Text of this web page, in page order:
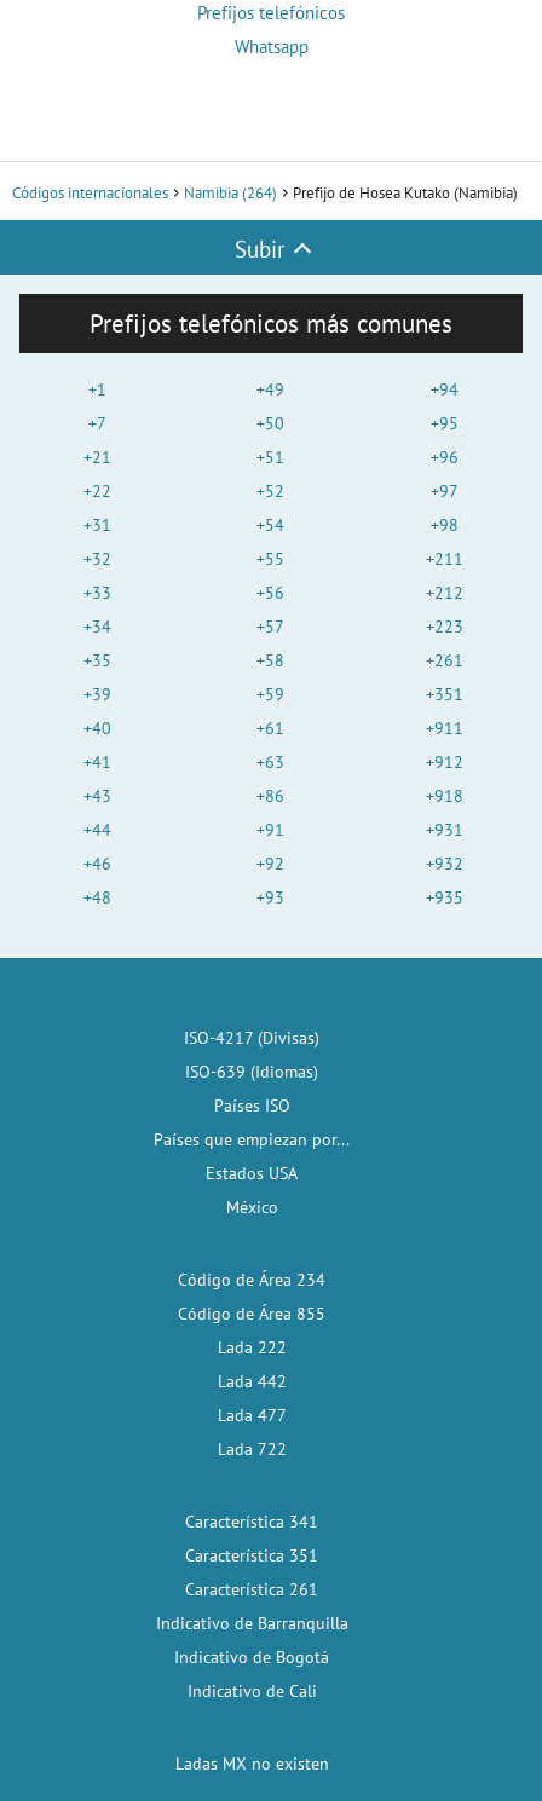
Prefijos telefónicos
Whatsapp
Códigos internacionales Namibia (264) Prefijo de Hosea Kutako (Namibia)
Subir
Prefijos telefónicos más comunes
+1
+7
+21
+22
+31
+32
+33
+34
+35
+39
+40
+41
+43
+44
+46
+48
+49
+50
+51
+52
+54
+55
+56
+57
+58
+59
+61
+63
+86
+91
+92
+93
+94
+95
+96
+97
+98
+211
+212
+223
+261
+351
+911
+912
+918
+931
+932
+935
ISO-4217 (Divisas)
ISO-639 (Idiomas)
Países ISO
Países que empiezan por...
Estados USA
México
Código de Área 234
Código de Área 855
Lada 222
Lada 442
Lada 477
Lada 722
Característica 341
Característica 351
Característica 261
Indicativo de Barranquilla
Indicativo de Bogotá
Indicativo de Cali
Ladas MX no existen